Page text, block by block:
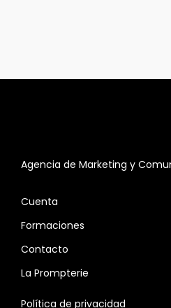
Agencia de Marketing y
Cuenta
Formaciones
Contacto
La Prompterie
Política de privacidad